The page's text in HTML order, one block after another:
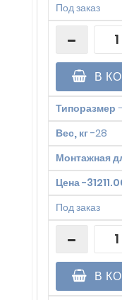
Под заказ
В
Типоразмер -
Вес, кг-28
Монтажная
Цена-
Под заказ
В